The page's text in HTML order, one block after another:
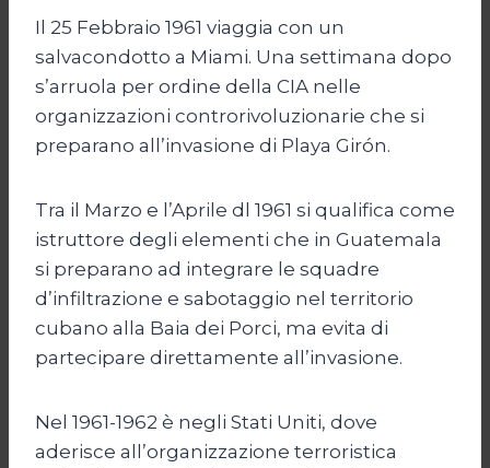
Il 25 Febbraio 1961 viaggia con un
salvacondotto a Miami. Una settimana dopo
s’arruola per ordine della CIA nelle
organizzazioni controrivoluzionarie che si
preparano all’invasione di Playa Girón.
Tra il Marzo e l’Aprile dl 1961 si qualifica come
istruttore degli elementi che in Guatemala
si preparano ad integrare le squadre
d’infiltrazione e sabotaggio nel territorio
cubano alla Baia dei Porci, ma evita di
partecipare direttamente all’invasione.
Nel 1961-1962 è negli Stati Uniti, dove
aderisce all’organizzazione terroristica